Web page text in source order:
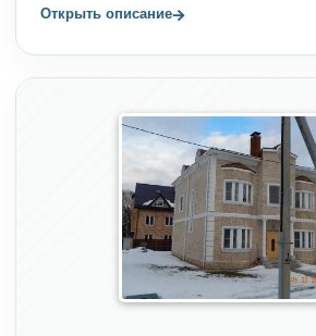
Открыть описание→